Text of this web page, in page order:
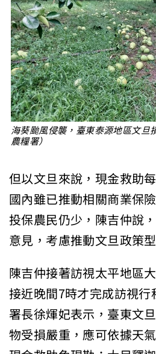
海葵颱風侵襲，臺東泰源地區文
農糧署）
但以文旦來說，現金救助
國內雖已推動相關商業保
投保農民仍少，陳吉仲說
意見，考慮推動文旦政策
陳吉仲接著訪視太平地區
接近晚間7時才完成訪視
署長徐煇妃表示，臺東文
物受損嚴重，應可依據天